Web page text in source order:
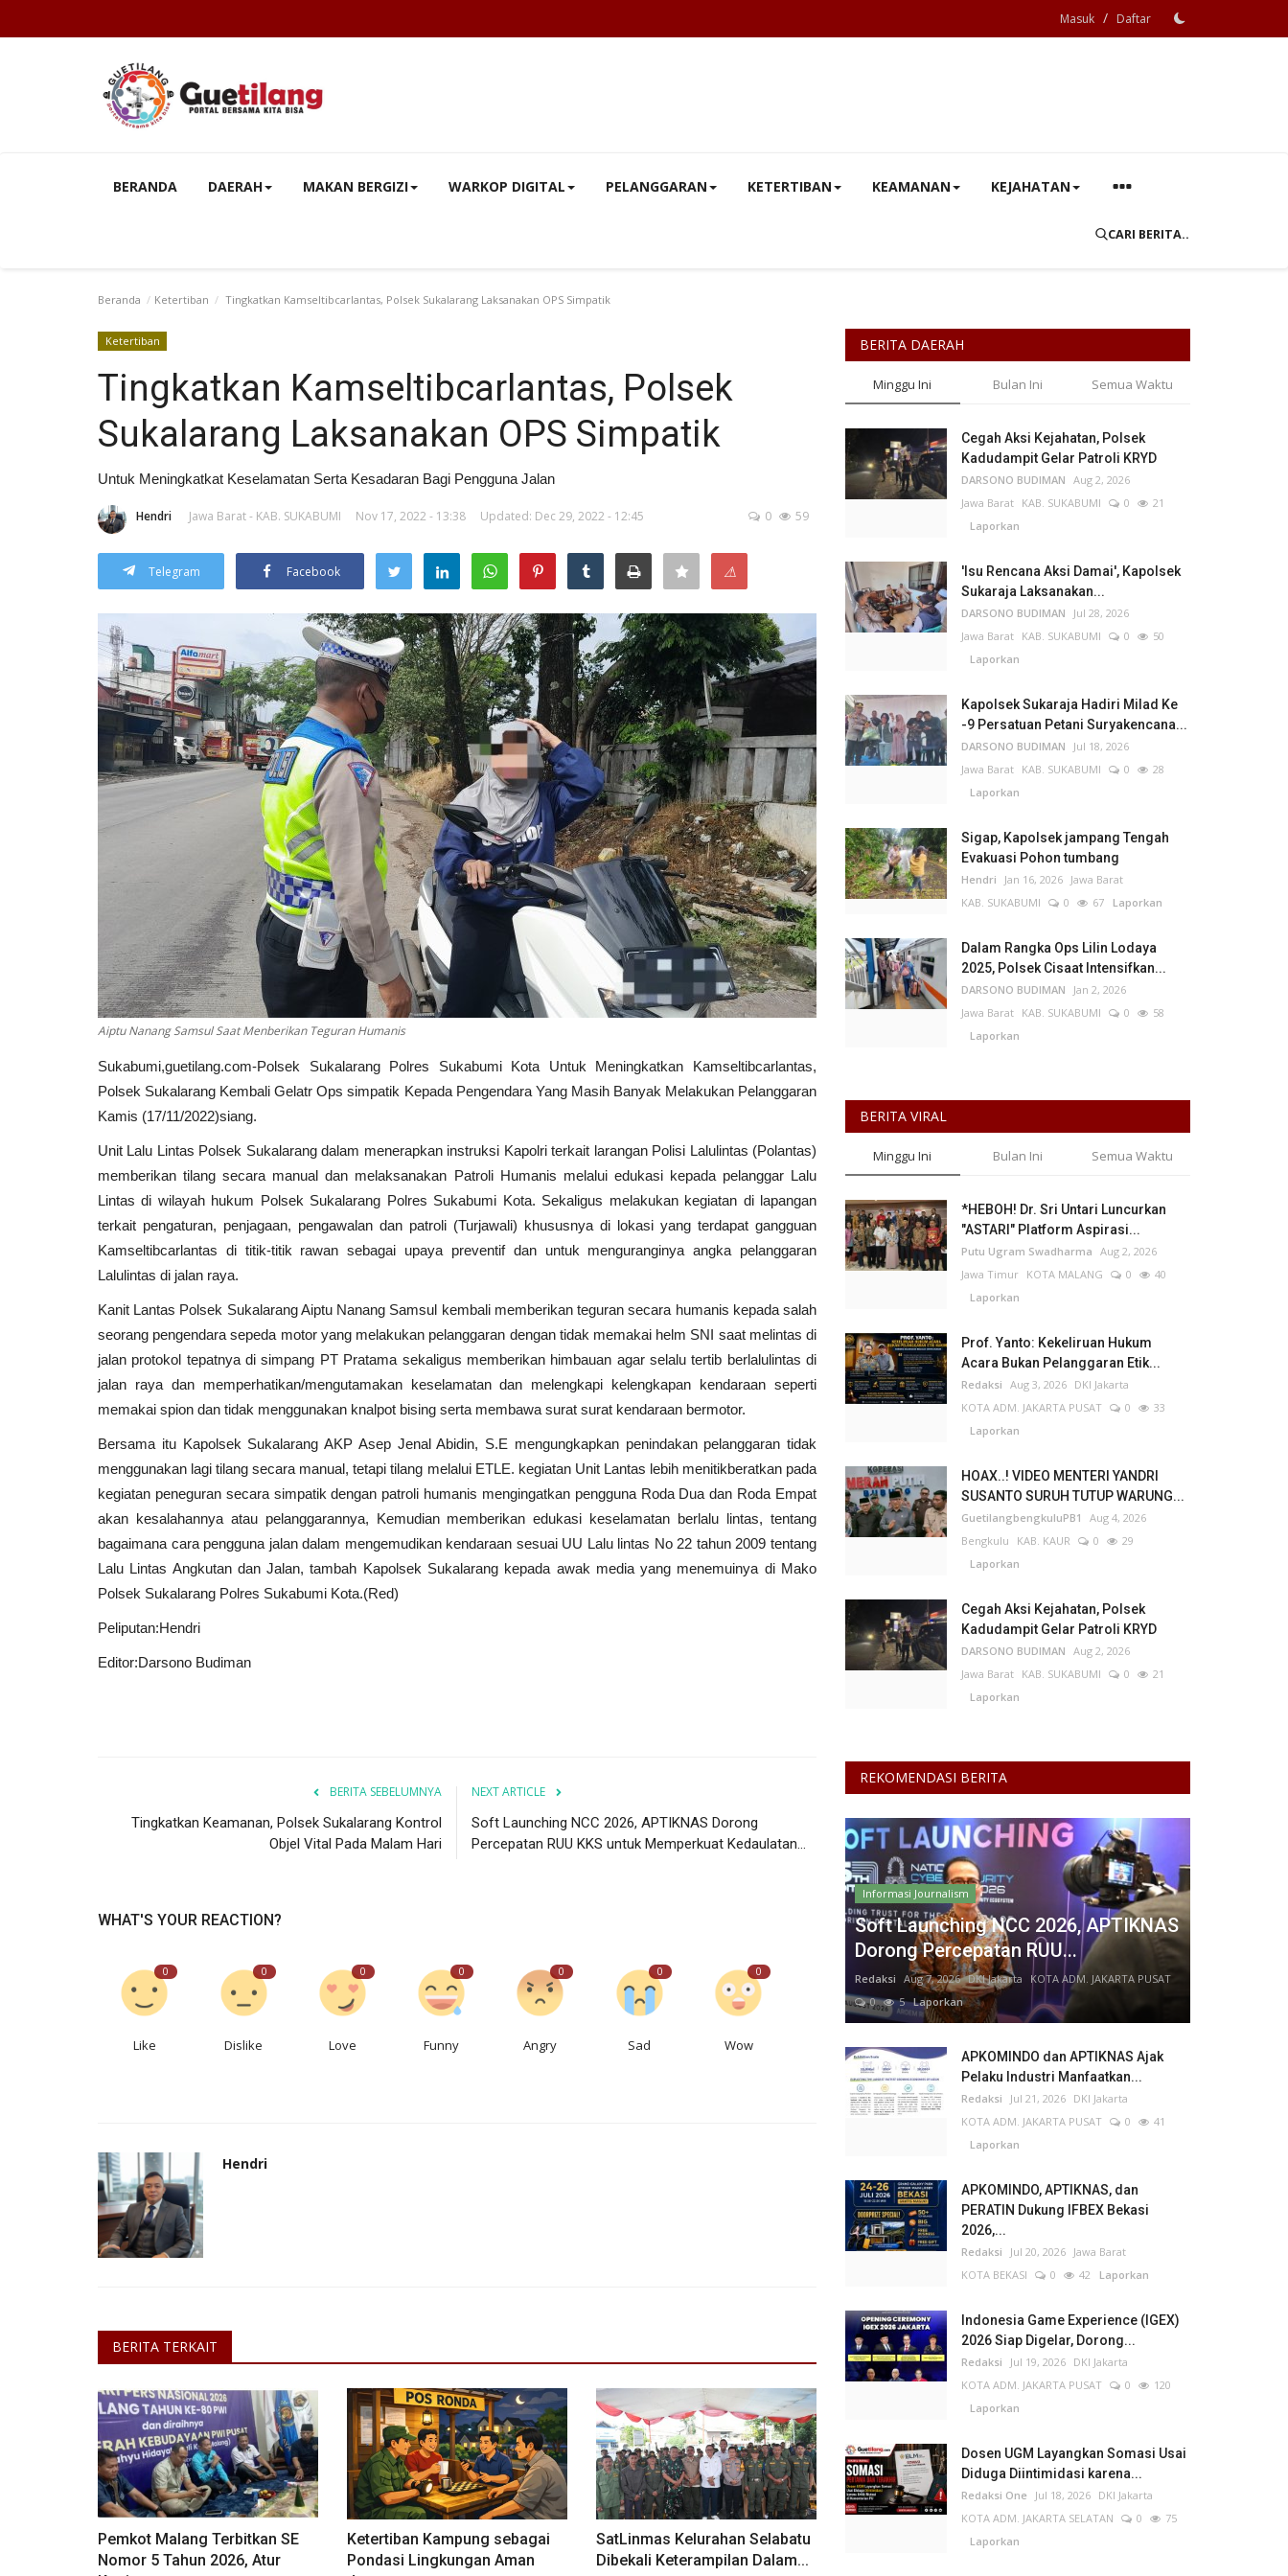
Masuk / Daftar
BERANDA DAERAH MAKAN BERGIZI WARKOP DIGITAL PELANGGARAN KETERTIBAN KEAMANAN KEJAHATAN
CARI BERITA..
Beranda Ketertiban Tingkatkan Kamseltibcarlantas, Polsek Sukalarang Laksanakan OPS Simpatik
Ketertiban
Tingkatkan Kamseltibcarlantas, Polsek
Sukalarang Laksanakan OPS Simpatik
Untuk Meningkatkat Keselamatan Serta Kesadaran Bagi Pengguna Jalan
Hendri Jawa Barat - KAB. SUKABUMI Nov 17, 2022 - 13:38 Updated: Dec 29, 2022 - 12:45 0 59
Telegram Facebook ⚠
Aiptu Nanang Samsul Saat Menberikan Teguran Humanis
Sukabumi,guetilang.com-Polsek Sukalarang Polres Sukabumi Kota Untuk Meningkatkan Kamseltibcarlantas,
Polsek Sukalarang Kembali Gelatr Ops simpatik Kepada Pengendara Yang Masih Banyak Melakukan Pelanggaran
Kamis (17/11/2022)siang.
Unit Lalu Lintas Polsek Sukalarang dalam menerapkan instruksi Kapolri terkait larangan Polisi Lalulintas (Polantas)
memberikan tilang secara manual dan melaksanakan Patroli Humanis melalui edukasi kepada pelanggar Lalu
Lintas di wilayah hukum Polsek Sukalarang Polres Sukabumi Kota. Sekaligus melakukan kegiatan di lapangan
terkait pengaturan, penjagaan, pengawalan dan patroli (Turjawali) khususnya di lokasi yang terdapat gangguan
Kamseltibcarlantas di titik-titik rawan sebagai upaya preventif dan untuk menguranginya angka pelanggaran
Lalulintas di jalan raya.
Kanit Lantas Polsek Sukalarang Aiptu Nanang Samsul kembali memberikan teguran secara humanis kepada salah
seorang pengendara sepeda motor yang melakukan pelanggaran dengan tidak memakai helm SNI saat melintas di
jalan protokol tepatnya di simpang PT Pratama sekaligus memberikan himbauan agar selalu tertib berlalulintas di
jalan raya dan memperhatikan/mengutamakan keselamatan dan melengkapi kelengkapan kendaraan seperti
memakai spion dan tidak menggunakan knalpot bising serta membawa surat surat kendaraan bermotor.
Bersama itu Kapolsek Sukalarang AKP Asep Jenal Abidin, S.E mengungkapkan penindakan pelanggaran tidak
menggunakan lagi tilang secara manual, tetapi tilang melalui ETLE. kegiatan Unit Lantas lebih menitikberatkan pada
kegiatan peneguran secara simpatik dengan patroli humanis mengingatkan pengguna Roda Dua dan Roda Empat
akan kesalahannya atau pelanggarannya, Kemudian memberikan edukasi keselamatan berlalu lintas, tentang
bagaimana cara pengguna jalan dalam mengemudikan kendaraan sesuai UU Lalu lintas No 22 tahun 2009 tentang
Lalu Lintas Angkutan dan Jalan, tambah Kapolsek Sukalarang kepada awak media yang menemuinya di Mako
Polsek Sukalarang Polres Sukabumi Kota.(Red)
Peliputan:Hendri
Editor:Darsono Budiman
BERITA SEBELUMNYA
Tingkatkan Keamanan, Polsek Sukalarang Kontrol
Objel Vital Pada Malam Hari
NEXT ARTICLE
Soft Launching NCC 2026, APTIKNAS Dorong
Percepatan RUU KKS untuk Memperkuat Kedaulatan...
WHAT'S YOUR REACTION?
0
Like
0
Dislike
0
Love
0
Funny
0
Angry
0
Sad
0
Wow
Hendri
BERITA TERKAIT
Pemkot Malang Terbitkan SE
Nomor 5 Tahun 2026, Atur
Ketertiban Kampung sebagai
Pondasi Lingkungan Aman
SatLinmas Kelurahan Selabatu
Dibekali Keterampilan Dalam...
BERITA DAERAH
Minggu Ini Bulan Ini Semua Waktu
Cegah Aksi Kejahatan, Polsek
Kadudampit Gelar Patroli KRYD
DARSONO BUDIMAN Aug 2, 2026
Jawa Barat KAB. SUKABUMI 0
21
Laporkan
'Isu Rencana Aksi Damai', Kapolsek
Sukaraja Laksanakan...
DARSONO BUDIMAN
Jul 28, 2026
Jawa Barat KAB. SUKABUMI 0
50
Laporkan
Kapolsek Sukaraja Hadiri Milad Ke
-9 Persatuan Petani Suryakencana...
DARSONO BUDIMAN
Jul 18, 2026
Jawa Barat KAB. SUKABUMI 0
28
Laporkan
Sigap, Kapolsek jampang Tengah
Evakuasi Pohon tumbang
Hendri Jan 16, 2026 Jawa Barat
KAB. SUKABUMI
0 67 Laporkan
Dalam Rangka Ops Lilin Lodaya
2025, Polsek Cisaat Intensifkan...
DARSONO BUDIMAN
Jan 2, 2026
Jawa Barat KAB. SUKABUMI 0
58
Laporkan
BERITA VIRAL
Minggu Ini Bulan Ini Semua Waktu
*HEBOH! Dr. Sri Untari Luncurkan
"ASTARI" Platform Aspirasi...
Putu Ugram Swadharma Aug 2, 2026
Jawa Timur KOTA MALANG 0
40
Laporkan
Prof. Yanto: Kekeliruan Hukum
Acara Bukan Pelanggaran Etik...
Redaksi Aug 3, 2026 DKI Jakarta
KOTA ADM. JAKARTA PUSAT
0
33
Laporkan
HOAX..! VIDEO MENTERI YANDRI
SUSANTO SURUH TUTUP WARUNG...
GuetilangbengkuluPB1
Aug 4, 2026
Bengkulu
KAB. KAUR 0
29
Laporkan
Cegah Aksi Kejahatan, Polsek
Kadudampit Gelar Patroli KRYD
DARSONO BUDIMAN Aug 2, 2026
Jawa Barat KAB. SUKABUMI 0
21
Laporkan
REKOMENDASI BERITA
Informasi Journalism
Soft Launching NCC 2026, APTIKNAS
Dorong Percepatan RUU...
Redaksi Aug 7, 2026 DKI Jakarta
KOTA ADM. JAKARTA PUSAT
0
5Laporkan
APKOMINDO dan APTIKNAS Ajak
Pelaku Industri Manfaatkan...
Redaksi Jul 21, 2026 DKI Jakarta
KOTA ADM. JAKARTA PUSAT
0
41
Laporkan
APKOMINDO, APTIKNAS, dan
PERATIN Dukung IFBEX Bekasi
2026,...
Redaksi Jul 20, 2026 Jawa Barat
KOTA BEKASI
0 42 Laporkan
Indonesia Game Experience (IGEX)
2026 Siap Digelar, Dorong...
Redaksi Jul 19, 2026 DKI Jakarta
KOTA ADM. JAKARTA PUSAT
0
120
Laporkan
Dosen UGM Layangkan Somasi Usai
Diduga Diintimidasi karena...
Redaksi One Jul 18, 2026 DKI Jakarta
KOTA ADM. JAKARTA SELATAN
0
75
Laporkan